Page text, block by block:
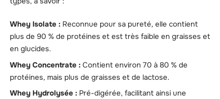
Whey Isolate : Reconnue pour sa pureté, elle contient
plus de 90 % de protéines et est très faible en graisses et
en glucides.
Whey Concentrate : Contient environ 70 à 80 % de
protéines, mais plus de graisses et de lactose.
Whey Hydrolysée : Pré-digérée, facilitant ainsi une